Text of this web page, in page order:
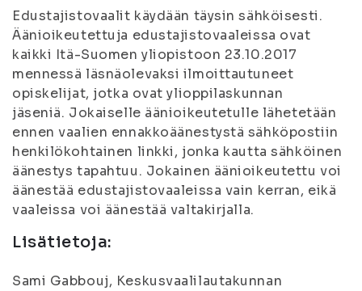
Edustajistovaalit käydään täysin sähköisesti.
Äänioikeutettuja edustajistovaaleissa ovat
kaikki Itä-Suomen yliopistoon 23.10.2017
mennessä läsnäolevaksi ilmoittautuneet
opiskelijat, jotka ovat ylioppilaskunnan
jäseniä. Jokaiselle äänioikeutetulle lähetetään
ennen vaalien ennakkoäänestystä sähköpostiin
henkilökohtainen linkki, jonka kautta sähköinen
äänestys tapahtuu. Jokainen äänioikeutettu voi
äänestää edustajistovaaleissa vain kerran, eikä
vaaleissa voi äänestää valtakirjalla.
Lisätietoja:
Sami Gabbouj, Keskusvaalilautakunnan